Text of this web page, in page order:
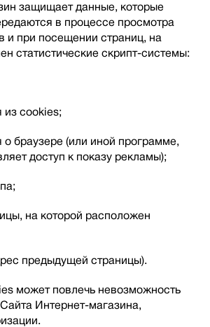
защищает данные, которые
в процессе просмотра
и при посещении страниц, на
статистические скрипт-системы:
cookies;
(или иной программе,
доступ к показу рекламы);
на которой расположен
предыдущей страницы).
может повлечь невозможность
Интернет-магазина,